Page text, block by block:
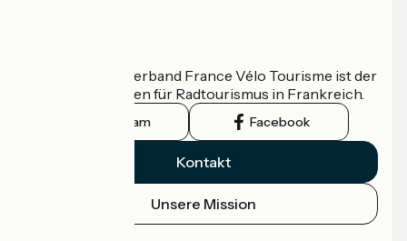
Der nationale Verband France Vélo Tourisme ist der
offizielle Leitfaden für Radtourismus in Frankreich.
Instagram Facebook
Kontakt
Unsere Mission